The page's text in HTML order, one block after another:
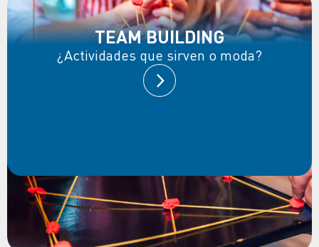
TEAM BUILDING
¿Actividades que sirven o moda?